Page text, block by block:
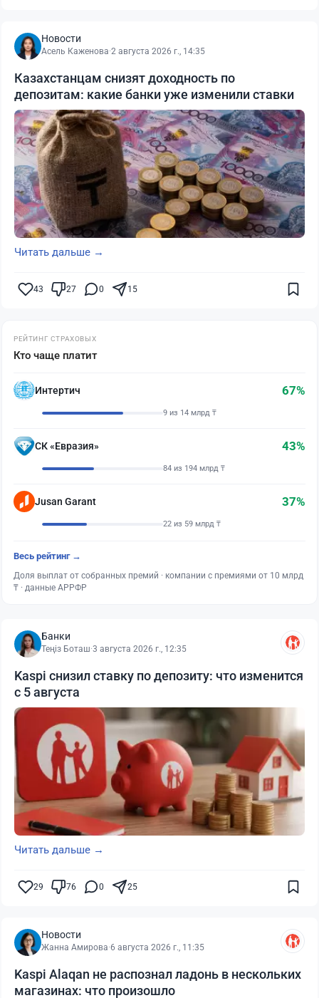
Новости
Асель Каженова·2 августа 2026 г., 14:35
Казахстанцам снизят доходность по
депозитам: какие банки уже изменили ставки
Читать дальше →
43 27 0 15
РЕЙТИНГ СТРАХОВЫХ
Кто чаще платит
Интертич 67%
9 из 14 млрд ₸
СК «Евразия» 43%
84 из 194 млрд ₸
Jusan Garant 37%
22 из 59 млрд ₸
Весь рейтинг →
Доля выплат от собранных премий · компании с премиями от 10 млрд
₸ · данные АРРФР
Банки
Теңіз Боташ·3 августа 2026 г., 12:35
Kaspi снизил ставку по депозиту: что изменится
с 5 августа
Читать дальше →
29 76 0 25
Новости
Жанна Амирова·6 августа 2026 г., 11:35
Kaspi Alaqan не распознал ладонь в нескольких
магазинах: что произошло